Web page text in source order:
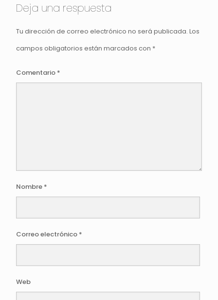
Deja una respuesta
Tu dirección de correo electrónico no será publicada. Los
campos obligatorios están marcados con *
Comentario *
Nombre *
Correo electrónico *
Web